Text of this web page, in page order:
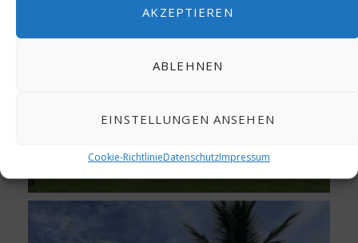
AKZEPTIEREN
ABLEHNEN
EINSTELLUNGEN ANSEHEN
Cookie-RichtlinieDatenschutzImpressum